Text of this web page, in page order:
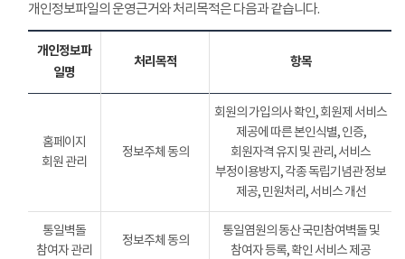
개인정보파일의 운영근거와 처리목적은 다음과 같습니다.
개인정보파
일명
처리목적 항목
홈페이지
회원 관리
정보주체 동의
회원의 가입의사 확인, 회원제 서비스
제공에 따른 본인식별, 인증,
회원자격 유지 및 관리, 서비스
부정이용방지, 각종 독립기념관 정보
제공, 민원처리, 서비스 개선
통일벽돌
참여자 관리
정보주체 동의
통일염원의 동산 국민참여벽돌 및
참여자 등록, 확인 서비스 제공